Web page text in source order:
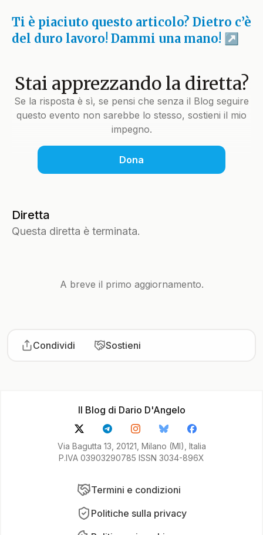
Ti è piaciuto questo articolo? Dietro c’è
del duro lavoro! Dammi una mano!
Stai apprezzando la diretta?
Se la risposta è sì, se pensi che senza il Blog seguire
questo evento non sarebbe lo stesso, sostieni il mio
impegno.
Dona
Diretta
Questa diretta è terminata.
A breve il primo aggiornamento.
Condividi Sostieni
Termini e condizioni
Politiche sulla privacy
Il Blog di Dario D'Angelo
Via Bagutta 13, 20121, Milano (MI), Italia
P.IVA 03903290785 ISSN 3034-896X